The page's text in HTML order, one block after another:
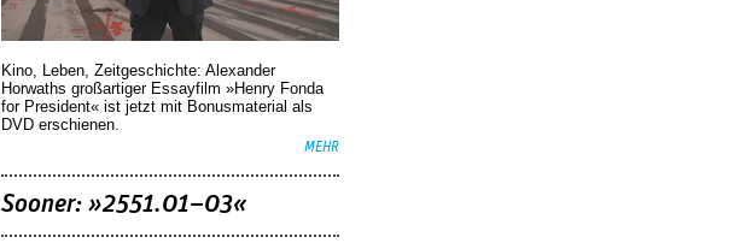
Kino, Leben, Zeitgeschichte: Alexander
Horwaths großartiger Essayfilm »Henry Fonda
for President« ist jetzt mit Bonusmaterial als
DVD erschienen.
MEHR
Sooner: »2551.01–03«